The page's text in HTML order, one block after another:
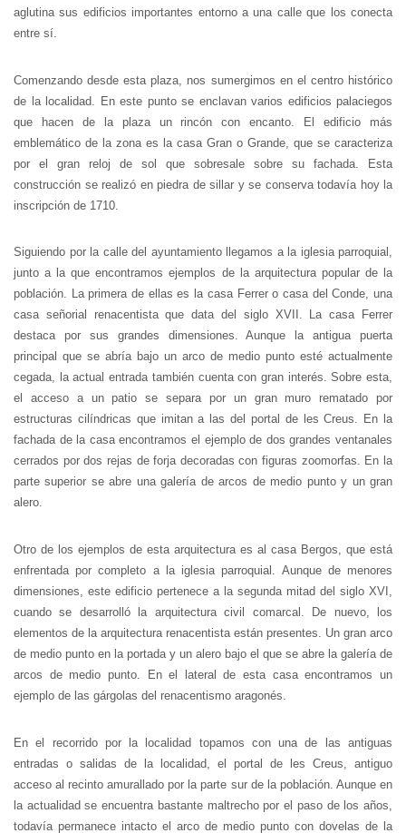
aglutina sus edificios importantes entorno a una calle que los conecta
entre sí.
Comenzando desde esta plaza, nos sumergimos en el centro histórico
de la localidad. En este punto se enclavan varios edificios palaciegos
que hacen de la plaza un rincón con encanto. El edificio más
emblemático de la zona es la casa Gran o Grande, que se caracteriza
por el gran reloj de sol que sobresale sobre su fachada. Esta
construcción se realizó en piedra de sillar y se conserva todavía hoy la
inscripción de 1710.
Siguiendo por la calle del ayuntamiento llegamos a la iglesia parroquial,
junto a la que encontramos ejemplos de la arquitectura popular de la
población. La primera de ellas es la casa Ferrer o casa del Conde, una
casa señorial renacentista que data del siglo XVII. La casa Ferrer
destaca por sus grandes dimensiones. Aunque la antigua puerta
principal que se abría bajo un arco de medio punto esté actualmente
cegada, la actual entrada también cuenta con gran interés. Sobre esta,
el acceso a un patio se separa por un gran muro rematado por
estructuras cilíndricas que imitan a las del portal de les Creus. En la
fachada de la casa encontramos el ejemplo de dos grandes ventanales
cerrados por dos rejas de forja decoradas con figuras zoomorfas. En la
parte superior se abre una galería de arcos de medio punto y un gran
alero.
Otro de los ejemplos de esta arquitectura es al casa Bergos, que está
enfrentada por completo a la iglesia parroquial. Aunque de menores
dimensiones, este edificio pertenece a la segunda mitad del siglo XVI,
cuando se desarrolló la arquitectura civil comarcal. De nuevo, los
elementos de la arquitectura renacentista están presentes. Un gran arco
de medio punto en la portada y un alero bajo el que se abre la galería de
arcos de medio punto. En el lateral de esta casa encontramos un
ejemplo de las gárgolas del renacentismo aragonés.
En el recorrido por la localidad topamos con una de las antiguas
entradas o salidas de la localidad, el portal de les Creus, antiguo
acceso al recinto amurallado por la parte sur de la población. Aunque en
la actualidad se encuentra bastante maltrecho por el paso de los años,
todavía permanece intacto el arco de medio punto con dovelas de la